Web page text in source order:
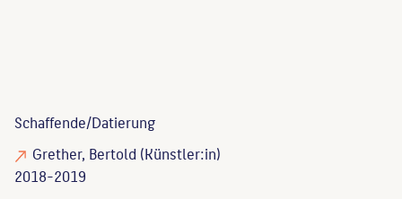
Schaffende/Datierung
Grether, Bertold (Künstler:in)
2018-2019